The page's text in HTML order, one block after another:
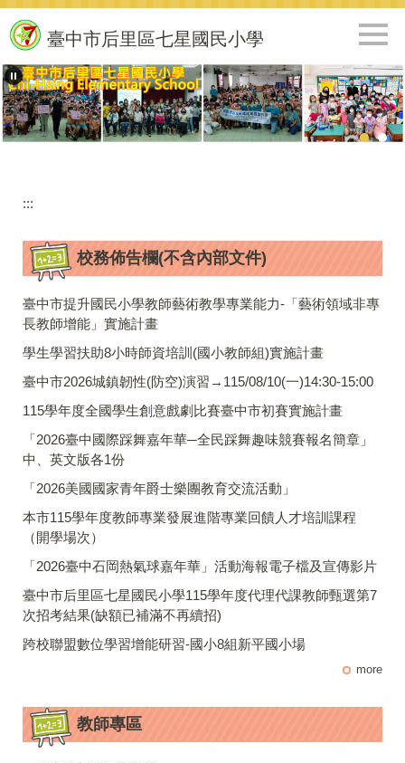
跳
到
主
要
內
容
區
臺中市后里區七星國民小學
:::
校務佈告欄(不含內部文件)
臺中市提升國民小學教師藝術教學專業能力-「藝術領域非專
長教師增能」實施計畫
學生學習扶助8小時師資培訓(國小教師組)實施計畫
臺中市2026城鎮韌性(防空)演習→115/08/10(一)14:30-15:00
115學年度全國學生創意戲劇比賽臺中市初賽實施計畫
「2026臺中國際踩舞嘉年華─全民踩舞趣味競賽報名簡章」
中、英文版各1份
「2026美國國家青年爵士樂團教育交流活動」
本市115學年度教師專業發展進階專業回饋人才培訓課程
（開學場次）
「2026臺中石岡熱氣球嘉年華」活動海報電子檔及宣傳影片
臺中市后里區七星國民小學115學年度代理代課教師甄選第7
次招考結果(缺額已補滿不再續招)
跨校聯盟數位學習增能研習-國小8組新平國小場
more
教師專區